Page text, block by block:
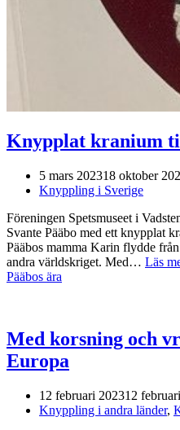
Knypplat kranium
5 mars 202318 oktober
Knyppling i Sverige
Föreningen Spetsmuseet i
Svante Pääbo med ett knypplat
Pääbos mamma Karin flydde
andra världskriget. Med… Läs
Pääbos ära
Med korsning och
Europa
12 februari 202312
Knyppling i andra länder,